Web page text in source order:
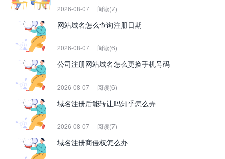
2026-08-07 阅读(7)
网站域名怎么查询注册日期
2026-08-07 阅读(6)
公司注册网站域名怎么更换手机号码
2026-08-07 阅读(6)
域名注册后能转让吗知乎怎么弄
2026-08-07 阅读(7)
域名注册商侵权怎么办